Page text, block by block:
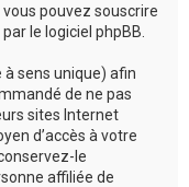
pouvez souscrire
le logiciel phpBB.
sens unique) afin
de ne pas
sites Internet
d’accès à votre
le
affiliée de